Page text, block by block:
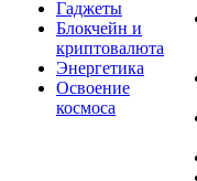
Гаджеты
Блокчейн и
криптовалюта
Энергетика
Освоение
космоса